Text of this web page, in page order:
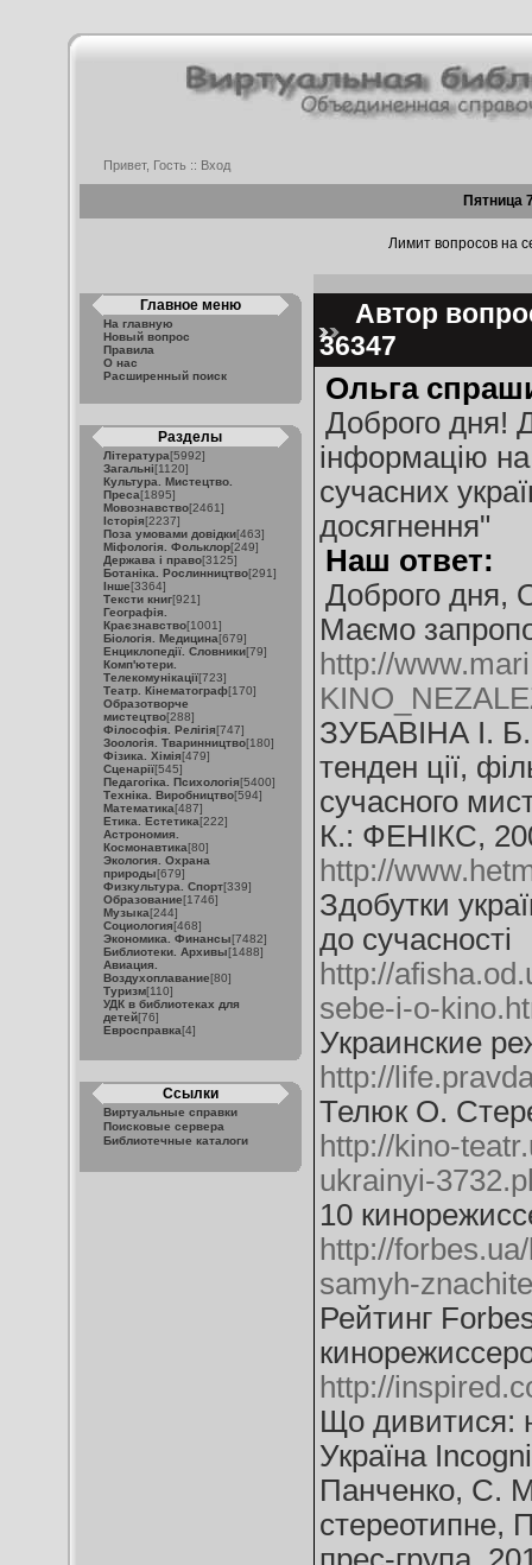
Привет, Гость :: Вход
Пятница
Лимит вопросов на
Главное меню
На главную
Новый вопрос
Правила
О нас
Расширенный поиск
Разделы
Література[5992]
Загальні[1120]
Культура. Мистецтво.
Преса[1895]
Мовознавство[2461]
Історія[2237]
Поза умовами довідки[463]
Міфологія. Фольклор[249]
Держава і право[3125]
Ботаніка. Рослинництво[291]
Інше[3364]
Тексти книг[921]
Географія.
Краєзнавство[1001]
Біологія. Медицина[679]
Енциклопедії. Словники[79]
Комп'ютери.
Телекомунікації[723]
Театр. Кінематограф[170]
Образотворче
мистецтво[288]
Філософія. Релігія[747]
Зоологія. Тваринництво[180]
Фізика. Хімія[479]
Сценарії[545]
Педагогіка. Психологія[5400]
Техніка. Виробництво[594]
Математика[487]
Етика. Естетика[222]
Астрономия.
Космонавтика[80]
Экология. Охрана
природы[679]
Физкультура. Спорт[339]
Образование[1746]
Музыка[244]
Социология[468]
Экономика. Финансы[7482]
Библиотеки. Архивы[1488]
Авиация.
Воздухоплавание[80]
Туризм[110]
УДК в библиотеках для
детей[76]
Евросправка[4]
Ссылки
Виртуальные справки
Поисковые сервера
Библиотечные каталоги
Автор
36347
Ольга
Доброго дня!
інформацію на
сучасних
досягнення"
Наш ответ:
Доброго дня,
Маємо
http://
ЗУБАВІНА І. Б.
тенден ції,
сучасного
К.: ФЕНІКС,
http://
Здобутки
до сучасності
http://
sebe-i-o-
Украинские
http://
Телюк О.
http://kino-
ukrainyi-
10
http://
samyh-
Рейтинг
http://
Що дивитися:
Україна
Панченко, С.
стереотипне,